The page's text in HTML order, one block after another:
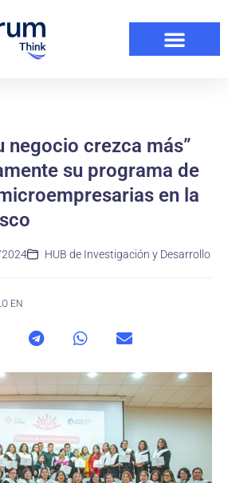
negocio crezca más”
su programa de
en la
HUB de Investigación y Desarrollo
EN